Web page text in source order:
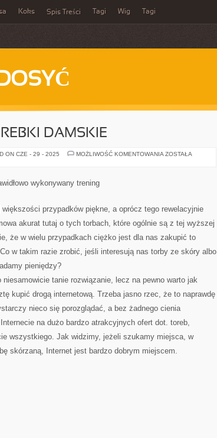
Koks Spis Treści Tagi Wig Tagi
DAMSKIE
ON CZE - 29 - 2025 MOŻLIWOŚĆ KOMENTOWANIA ELEGANCKIE
ZOSTAŁA
wykonywany trening
przypadków piękne, a oprócz tego rewelacyjnie
akurat tutaj o tych torbach, które ogólnie są z tej wyższej
że w wielu przypadkach ciężko jest dla nas zakupić to
w takim razie zrobić, jeśli interesują nas torby ze skóry albo
pieniędzy?
tanie rozwiązanie, lecz na pewno warto jak
kupić drogą internetową. Trzeba jasno rzec, że to naprawdę
nieco się porozglądać, a bez żadnego cienia
na dużo bardzo atrakcyjnych ofert dot. toreb,
wszystkiego. Jak widzimy, jeżeli szukamy miejsca, w
skórzaną, Internet jest bardzo dobrym miejscem.